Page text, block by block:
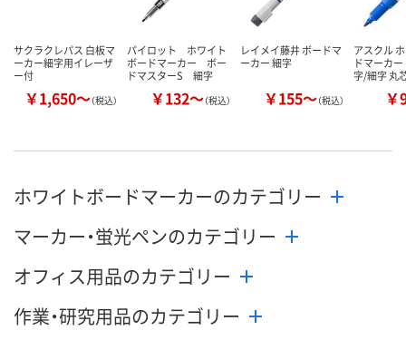
サクラクレパス 白板マ
ーカー細字用イレーザ
ー付
￥1,650～（税込）
パイロット ホワイト
ボードマーカー ボー
ドマスターS 細字
￥132～（税込）
レイメイ藤井 ボードマ
ーカー 細字
￥155～（税込）
アスクル
ドマーカ
字/細字 丸
￥
ホワイトボードマーカーのカテゴリー
マーカー・蛍光ペンのカテゴリー
オフィス用品のカテゴリー
作業・研究用品のカテゴリー